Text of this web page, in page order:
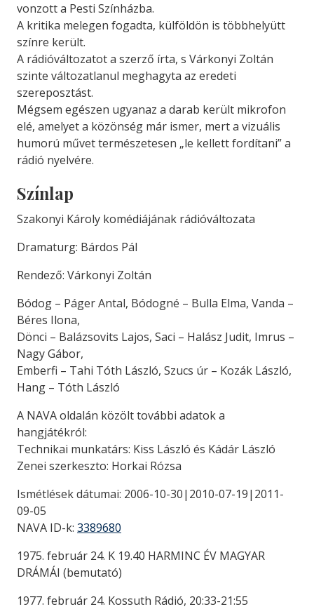
vonzott a Pesti Színházba.
A kritika melegen fogadta, külföldön is többhelyütt
színre került.
A rádióváltozatot a szerző írta, s Várkonyi Zoltán
szinte változatlanul meghagyta az eredeti
szereposztást.
Mégsem egészen ugyanaz a darab került mikrofon
elé, amelyet a közönség már ismer, mert a vizuális
humorú művet természetesen „le kellett fordítani” a
rádió nyelvére.
Színlap
Szakonyi Károly komédiájának rádióváltozata
Dramaturg: Bárdos Pál
Rendező: Várkonyi Zoltán
Bódog – Páger Antal, Bódogné – Bulla Elma, Vanda –
Béres Ilona,
Dönci – Balázsovits Lajos, Saci – Halász Judit, Imrus –
Nagy Gábor,
Emberfi – Tahi Tóth László, Szucs úr – Kozák László,
Hang – Tóth László
A NAVA oldalán közölt további adatok a
hangjátékról:
Technikai munkatárs: Kiss László és Kádár László
Zenei szerkeszto: Horkai Rózsa
Ismétlések dátumai: 2006-10-30|2010-07-19|2011-
09-05
NAVA ID-k: 3389680
1975. február 24. K 19.40 HARMINC ÉV MAGYAR
DRÁMÁI (bemutató)
1977. február 24. Kossuth Rádió, 20:33-21:55